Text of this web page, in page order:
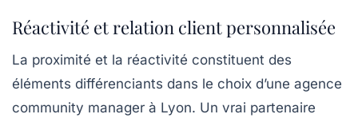
Réactivité et relation client personnalisée
La proximité et la réactivité constituent des
éléments différenciants dans le choix d’une agence
community manager à Lyon. Un vrai partenaire